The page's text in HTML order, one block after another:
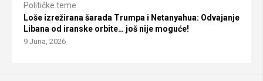
Političke teme
Loše izrežirana šarada Trumpa i Netanyahua: Odvajanje
Libana od iranske orbite… još nije moguće!
9 Juna, 2026